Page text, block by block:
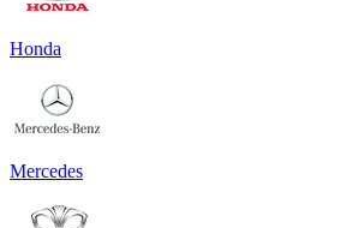
Honda
Mercedes